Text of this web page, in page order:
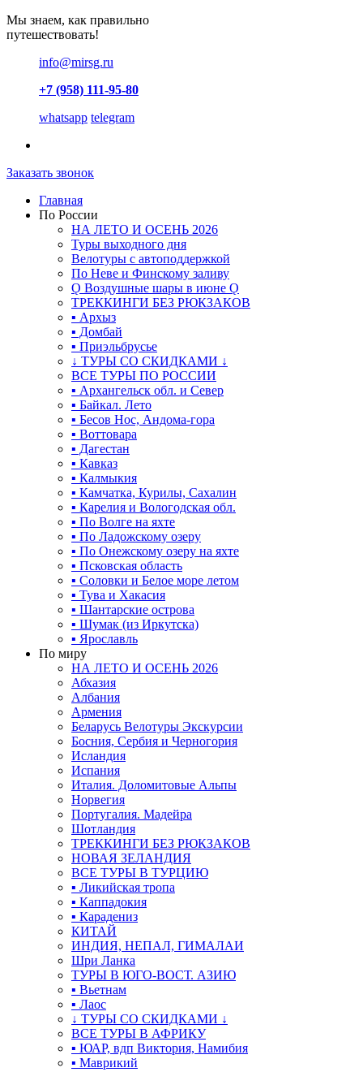
Мы знаем, как правильно
путешествовать!
info@mirsg.ru
+7 (958) 111-95-80
whatsapp telegram
Заказать звонок
Главная
По России
НА ЛЕТО И ОСЕНЬ 2026
Туры выходного дня
Велотуры с автоподдержкой
По Неве и Финскому заливу
Ǫ Воздушные шары в июне Ǫ
ТРЕККИНГИ БЕЗ РЮКЗАКОВ
▪ Архыз
▪ Домбай
▪ Приэльбрусье
↓ ТУРЫ СО СКИДКАМИ ↓
ВСЕ ТУРЫ ПО РОССИИ
▪ Архангельск обл. и Север
▪ Байкал. Лето
▪ Бесов Нос, Андома-гора
▪ Воттовара
▪ Дагестан
▪ Кавказ
▪ Калмыкия
▪ Камчатка, Курилы, Сахалин
▪ Карелия и Вологодская обл.
▪ По Волге на яхте
▪ По Ладожскому озеру
▪ По Онежскому озеру на яхте
▪ Псковская область
▪ Соловки и Белое море летом
▪ Тува и Хакасия
▪ Шантарские острова
▪ Шумак (из Иркутска)
▪ Ярославль
По миру
НА ЛЕТО И ОСЕНЬ 2026
Абхазия
Албания
Армения
Беларусь Велотуры Экскурсии
Босния, Сербия и Черногория
Исландия
Испания
Италия. Доломитовые Альпы
Норвегия
Португалия. Мадейра
Шотландия
ТРЕККИНГИ БЕЗ РЮКЗАКОВ
НОВАЯ ЗЕЛАНДИЯ
ВСЕ ТУРЫ В ТУРЦИЮ
▪ Ликийская тропа
▪ Каппадокия
▪ Карадениз
КИТАЙ
ИНДИЯ, НЕПАЛ, ГИМАЛАИ
Шри Ланка
ТУРЫ В ЮГО-ВОСТ. АЗИЮ
▪ Вьетнам
▪ Лаос
↓ ТУРЫ СО СКИДКАМИ ↓
ВСЕ ТУРЫ В АФРИКУ
▪ ЮАР, вдп Виктория, Намибия
▪ Маврикий